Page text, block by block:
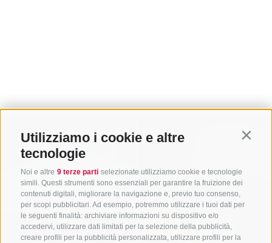
Utilizziamo i cookie e altre
tecnologie
Noi e altre 9 terze parti selezionate utilizziamo cookie e tecnologie
simili. Questi strumenti sono essenziali per garantire la fruizione dei
contenuti digitali, migliorare la navigazione e, previo tuo consenso,
per scopi pubblicitari. Ad esempio, potremmo utilizzare i tuoi dati per
le seguenti finalità: archiviare informazioni su dispositivo e/o
accedervi, utilizzare dati limitati per la selezione della pubblicità,
creare profili per la pubblicità personalizzata, utilizzare profili per la